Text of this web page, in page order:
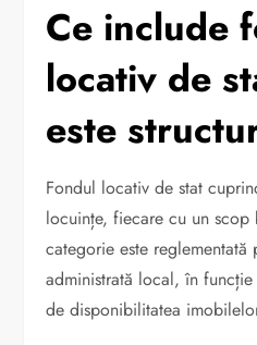
Ce include
locativ de
este
Fondul locativ de stat
locuințe, fiecare cu un
categorie este reglementată
administrată local, în
de disponibilitatea